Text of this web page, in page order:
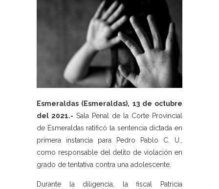
Esmeraldas (Esmeraldas), 13 de octubre
del 2021.- Sala Penal de la Corte Provincial
de Esmeraldas ratificó la sentencia dictada en
primera instancia para Pedro Pablo C. U.,
como responsable del delito de violación en
grado de tentativa contra una adolescente.
Durante la diligencia, la fiscal Patricia